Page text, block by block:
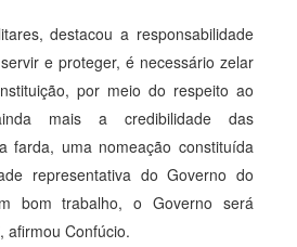
destacou a responsabilidade
e proteger, é necessário zelar
por meio do respeito ao
mais a credibilidade das
farda, uma nomeação constituída
representativa do Governo do
bom trabalho, o Governo será
afirmou Confúcio.